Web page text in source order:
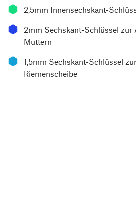
⬢ 2,5mm Innensechskant-
⬢
2mm Sechskant-Schlüssel zur
Muttern
⬢
1,5mm Sechskant-Schlüssel
Riemenscheibe